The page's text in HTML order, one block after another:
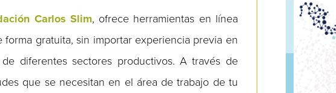
Carlos Slim, ofrece herramientas en línea
gratuita, sin importar experiencia previa en
diferentes sectores productivos. A través de
que se necesitan en el área de trabajo de tu